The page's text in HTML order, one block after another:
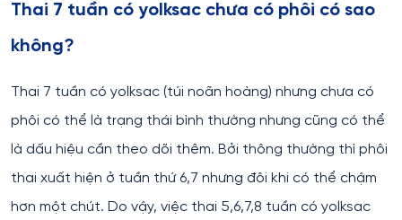
Thai 7 tuần có yolksac chưa có phôi có sao
không?
Thai 7 tuần có yolksac (túi noãn hoàng) nhưng chưa có
phôi có thể là trạng thái bình thường nhưng cũng có thể
là dấu hiệu cần theo dõi thêm. Bởi thông thường thì phôi
thai xuất hiện ở tuần thứ 6,7 nhưng đôi khi có thể chậm
hơn một chút. Do vậy, việc thai 5,6,7,8 tuần có yolksac